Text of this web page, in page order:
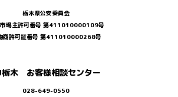
栃木県公安委員会
場主許可番号 第411010000109号
商許可証番号 第411010000268号
木 お客様相談センター
028-649-0550